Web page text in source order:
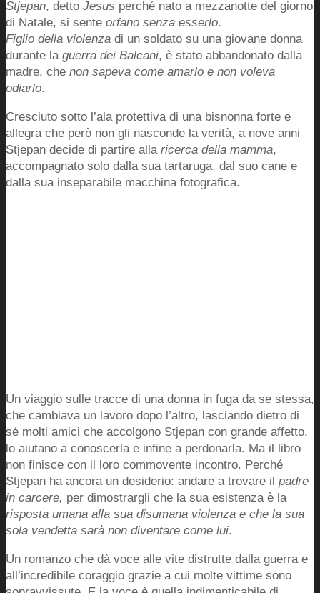
Stjepan, detto Jesus perché nato a mezzanotte del giorno
di Natale, si sente orfano senza esserlo.
Figlio della violenza di un soldato su una giovane donna
durante la guerra dei Balcani, è stato abbandonato dalla
madre, che non sapeva come amarlo e non voleva
odiarlo.
Cresciuto sotto l’ala protettiva di una bisnonna forte e
allegra che però non gli nasconde la verità, a nove anni
Stjepan decide di partire alla ricerca della mamma,
accompagnato solo dalla sua tartaruga, dal suo cane e
dalla sua inseparabile macchina fotografica.
Un viaggio sulle tracce di una donna in fuga da se stessa,
che cambiava un lavoro dopo l’altro, lasciando dietro di
sé molti amici che accolgono Stjepan con grande affetto,
lo aiutano a conoscerla e infine a perdonarla. Ma il libro
non finisce con il loro commovente incontro. Perché
Stjepan ha ancora un desiderio: andare a trovare il padre
in carcere, per dimostrargli che la sua esistenza è la
risposta umana alla sua disumana violenza e che la sua
sola vendetta sarà non diventare come lui.
Un romanzo che dà voce alle vite distrutte dalla guerra e
all’incredibile coraggio grazie a cui molte vittime sono